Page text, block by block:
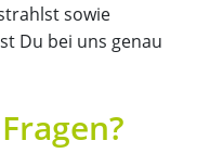
sowie
Du bei uns genau